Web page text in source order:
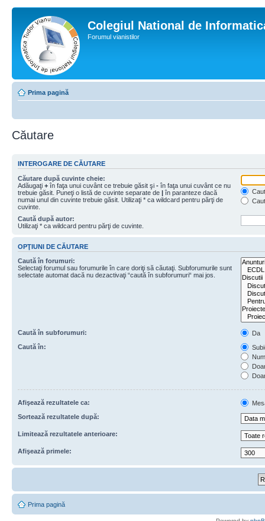
Colegiul National de
Forumul vianistilor
Prima pagină
Căutare
INTEROGARE DE CĂUTARE
Căutare după cuvinte cheie:
Adăugaţi + în faţa unui cuvânt ce trebuie găsit şi - în faţa unui cuvânt ce nu
trebuie găsit. Puneţi o listă de cuvinte separate de | în paranteze dacă
numai unul din cuvinte trebuie găsit. Utilizaţi * ca wildcard pentru părţi de
cuvinte.
Caută după autor:
Utilizaţi * ca wildcard pentru părţi de cuvinte.
OPŢIUNI DE CĂUTARE
Caută în forumuri:
Selectaţi forumul sau forumurile în care doriţi să căutaţi. Subforumurile sunt
selectate automat dacă nu dezactivaţi “caută în subforumuri“ mai jos.
Caută în subforumuri:
Da
Caută în:
Afişează rezultatele ca:
Sortează rezultatele după:
Limitează rezultatele anterioare:
Afişează primele:
Prima pagină